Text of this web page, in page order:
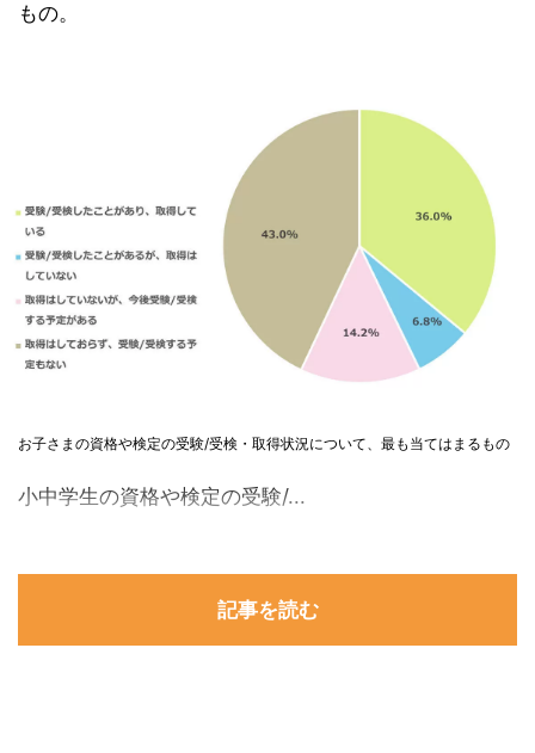
もの。
お子さまの資格や検定の受験/受検・取得状況について、最も当てはまるもの
小中学生の資格や検定の受験/...
記事を読む